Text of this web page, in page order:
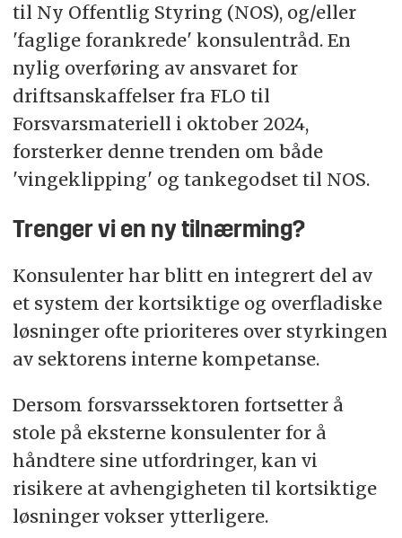
til Ny Offentlig Styring (NOS), og/eller
'faglige forankrede' konsulentråd. En
nylig overføring av ansvaret for
driftsanskaffelser fra FLO til
Forsvarsmateriell i oktober 2024,
forsterker denne trenden om både
'vingeklipping' og tankegodset til NOS.
Trenger vi en ny tilnærming?
Konsulenter har blitt en integrert del av
et system der kortsiktige og overfladiske
løsninger ofte prioriteres over styrkingen
av sektorens interne kompetanse.
Dersom forsvarssektoren fortsetter å
stole på eksterne konsulenter for å
håndtere sine utfordringer, kan vi
risikere at avhengigheten til kortsiktige
løsninger vokser ytterligere.